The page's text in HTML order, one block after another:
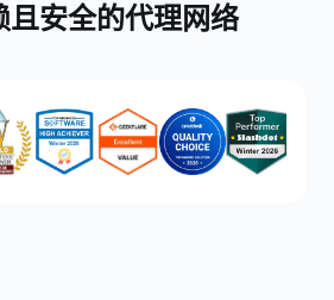
且安全的代理网络